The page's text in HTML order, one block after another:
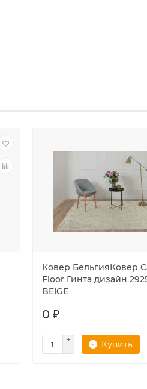
Ковер БельгияКовер
Floor Гинта дизайн
BEIGE
0 ₽
Купить